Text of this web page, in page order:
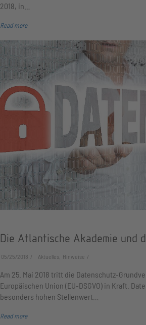
2018, in…
Read more
Die Atlantische Akademie und
05/25/2018 Aktuelles, Hinweise
Am 25. Mai 2018 tritt die Datenschutz-
Europäischen Union (EU-DSGVO) in Kraft.
besonders hohen Stellenwert…
Read more